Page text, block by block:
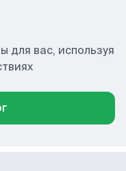
вас, используя